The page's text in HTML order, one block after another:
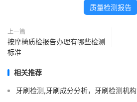
质量检测报告
上一篇
按摩椅质检报告办理有哪些检测
标准
相关推荐
牙刷检测,牙刷成分分析，牙刷检测机构